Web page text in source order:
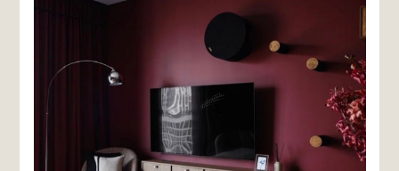
безопасным.